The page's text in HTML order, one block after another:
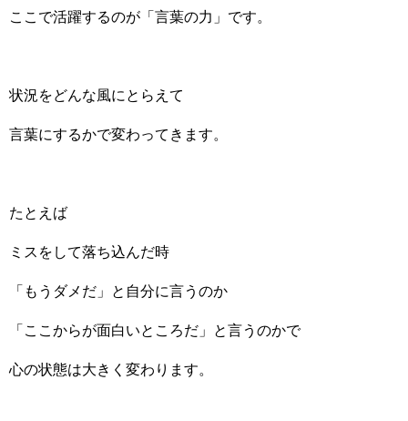
ここで活躍するのが「言葉の力」です。
状況をどんな風にとらえて
言葉にするかで変わってきます。
たとえば
ミスをして落ち込んだ時
「もうダメだ」と自分に言うのか
「ここからが面白いところだ」と言うのかで
心の状態は大きく変わります。